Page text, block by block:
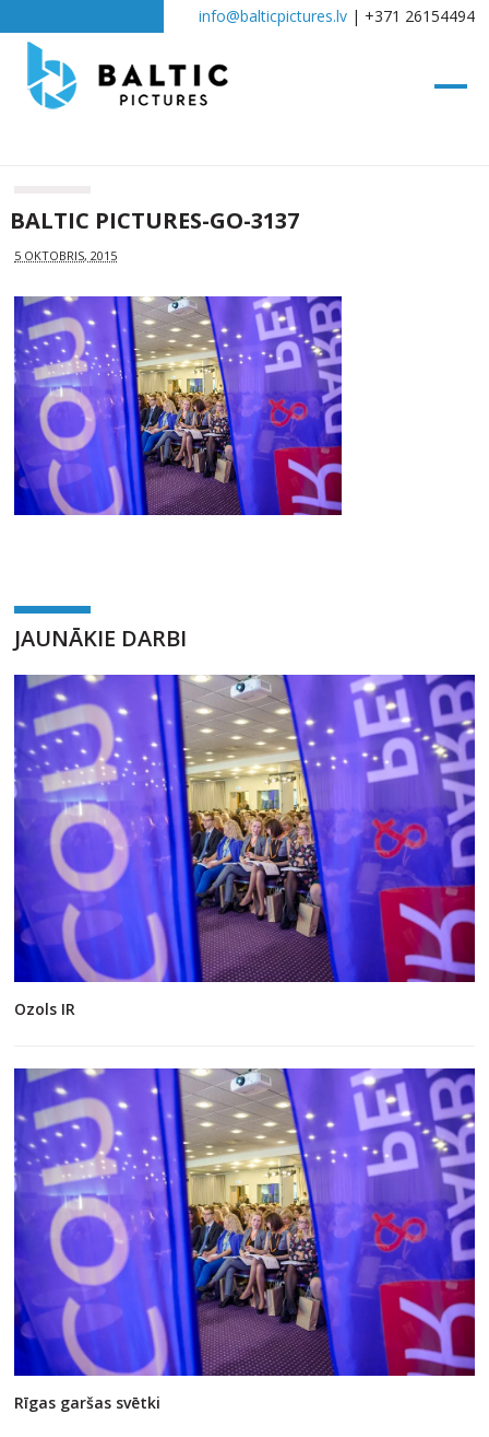
info@balticpictures.lv| +371 26154494
BALTIC PICTURES-GO-3137
5 OKTOBRIS, 2015
JAUNĀKIE DARBI
Ozols IR
Rīgas garšas svētki